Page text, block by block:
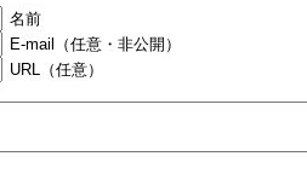
名前
E-mail（任意・非公開）
URL（任意）